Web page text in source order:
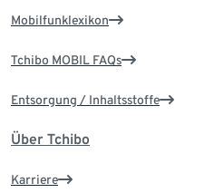
Mobilfunklexikon
Tchibo MOBIL FAQs
Entsorgung / Inhaltsstoffe
Über Tchibo
Karriere